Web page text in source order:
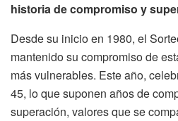
historia de compromiso y
Desde su inicio en 1980, el
mantenido su compromiso de
más vulnerables. Este año,
45, lo que suponen años de
superación, valores que se